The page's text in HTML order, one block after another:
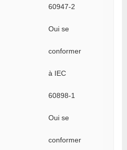
60947-2
Oui se
conformer
à IEC
60898-1
Oui se
conformer